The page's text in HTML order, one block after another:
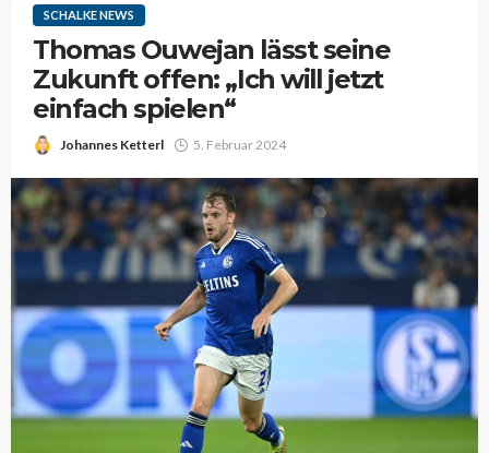
SCHALKE NEWS
Thomas Ouwejan lässt seine
Zukunft offen: „Ich will jetzt
einfach spielen“
Johannes Ketterl 5. Februar 2024